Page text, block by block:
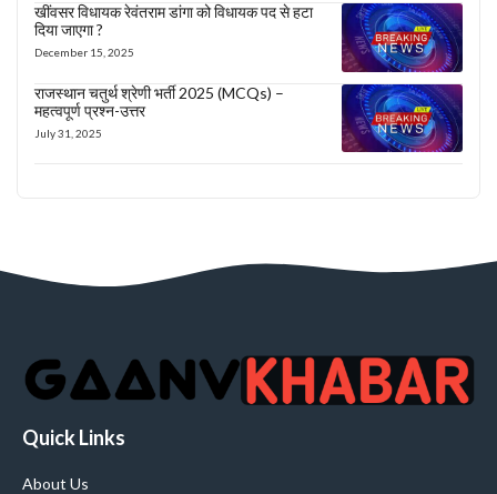
खींवसर विधायक रेवंतराम डांगा को विधायक पद से हटा
दिया जाएगा ?
December 15, 2025
राजस्थान चतुर्थ श्रेणी भर्ती 2025 (MCQs) –
महत्वपूर्ण प्रश्न-उत्तर
July 31, 2025
Quick Links
About Us